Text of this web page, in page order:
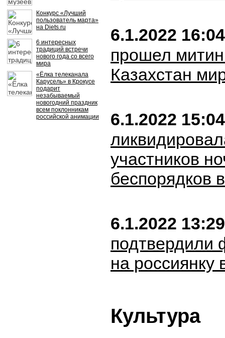
Конкурс «Лучший
пользователь марта»
на Diets.ru
6 интересных
традиций встречи
нового года со всего
мира
«Ёлка телеканала
Карусель» в Крокусе
подарит
незабываемый
новогодний праздник
всем поклонникам
российской анимации
6.1.2022 16:04
прошел
Казахстан
6.1.2022 15:04
участников
беспорядков
6.1.2022 13:29
подтвердили
на россиянку
Культура